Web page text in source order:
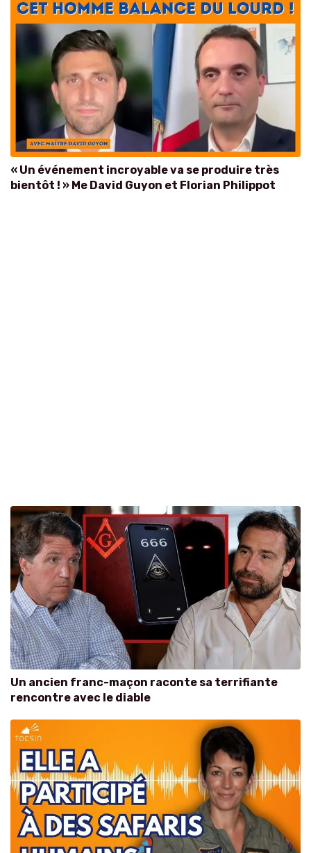
« Un événement incroyable va se produire très
bientôt ! » Me David Guyon et Florian Philippot
Un ancien franc-maçon raconte sa terrifiante
rencontre avec le diable